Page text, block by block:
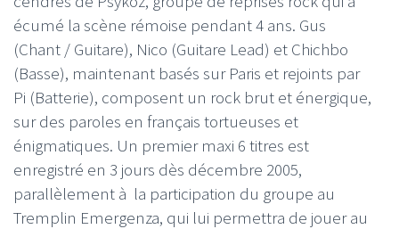
écumé la scène rémoise pendant 4 ans. Gus
(Chant / Guitare), Nico (Guitare Lead) et Chichbo
(Basse), maintenant basés sur Paris et rejoints par
Pi (Batterie), composent un rock brut et énergique,
sur des paroles en français tortueuses et
énigmatiques. Un premier maxi 6 titres est
enregistré en 3 jours dès décembre 2005,
parallèlement à la participation du groupe au
Tremplin Emergenza, qui lui permettra de jouer au